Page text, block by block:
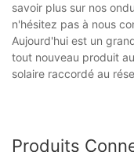
savoir plus sur nos
n'hésitez pas à nous
Aujourd'hui est un
tout nouveau produit
solaire raccordé au
Produits